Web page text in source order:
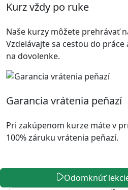
Kurz vždy po ruke
Naše kurzy môžete prehrávať
Vzdelávajte sa cestou do práce
na dovolenke.
Garancia vrátenia peňazí
Pri zakúpenom kurze máte v
100% záruku vrátenia peňazí.
Odomknúť